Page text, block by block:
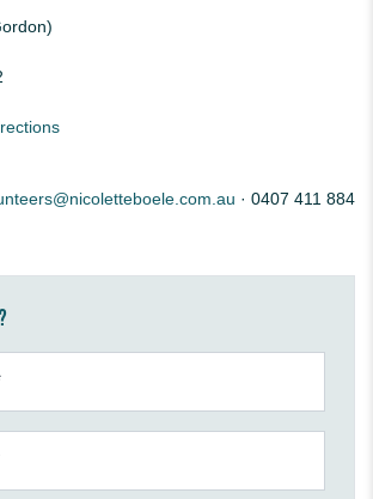
· 0407 411 884